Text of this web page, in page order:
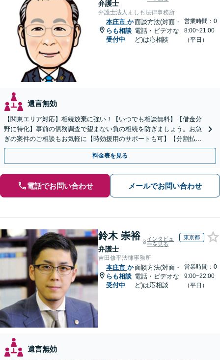
弁護士
弁護士法人ましも法律事務所
本庄市 か
らも相談
受付中
面談方法(対面・
電話・ビデオな
ど)は応相談
営業時間：0
8:00~21:00
（平日）
遺言無効
【関東エリア対応】相続放棄に強い！【いつでも相談無料】【借金分
野に特化】事前の債務調査で望まない負の相続を防ぎましょう。お急
ぎの案件のご相談もお気軽に【時効援用のサポートも可】【分割払い
利用可】【休日電話相談可能】
料金表を見る
電話でお問い合わせ メールでお問い合わせ
鈴木 崇裕
弁護士
インタビュ
ーを見る
東京都
吉田修平法律事務所
本庄市 か
らも相談
受付中
面談方法(対面・
電話・ビデオな
ど)は応相談
営業時間：0
9:00~22:00
（平日）
遺言無効